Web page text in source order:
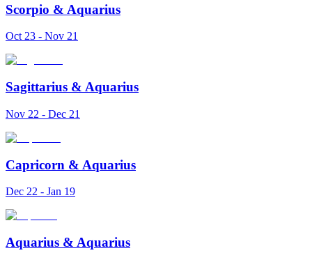
Scorpio & Aquarius
Oct 23 - Nov 21
Sagittarius & Aquarius
Nov 22 - Dec 21
Capricorn & Aquarius
Dec 22 - Jan 19
Aquarius & Aquarius